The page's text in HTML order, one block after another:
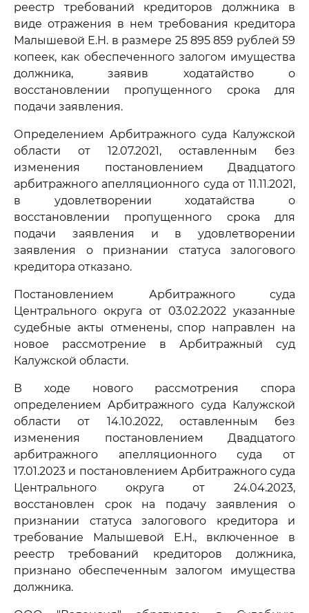
реестр требований кредиторов должника в
виде отражения в нем требования кредитора
Малышевой Е.Н. в размере 25 895 859 рублей 59
копеек, как обеспеченного залогом имущества
должника, заявив ходатайство о
восстановлении пропущенного срока для
подачи заявления.
Определением Арбитражного суда Калужской
области от 12.07.2021, оставленным без
изменения постановлением Двадцатого
арбитражного апелляционного суда от 11.11.2021,
в удовлетворении ходатайства о
восстановлении пропущенного срока для
подачи заявления и в удовлетворении
заявления о признании статуса залогового
кредитора отказано.
Постановлением Арбитражного суда
Центрального округа от 03.02.2022 указанные
судебные акты отменены, спор направлен на
новое рассмотрение в Арбитражный суд
Калужской области.
В ходе нового рассмотрения спора
определением Арбитражного суда Калужской
области от 14.10.2022, оставленным без
изменения постановлением Двадцатого
арбитражного апелляционного суда от
17.01.2023 и постановлением Арбитражного суда
Центрального округа от 24.04.2023,
восстановлен срок на подачу заявления о
признании статуса залогового кредитора и
требование Малышевой Е.Н., включенное в
реестр требований кредиторов должника,
признано обеспеченным залогом имущества
должника.